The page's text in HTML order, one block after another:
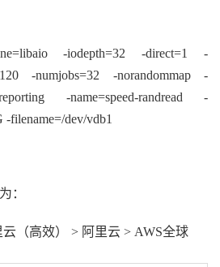
-iodepth=32 -direct=1 -
-numjobs=32 -norandommap -
-name=speed-randread -
-filename=/dev/vdb1
：
（高效） > 阿里云 > AWS全球